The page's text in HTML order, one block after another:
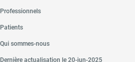
Professionnels
Patients
Qui sommes-nous
Dernière actualisation le 20-jun-2025